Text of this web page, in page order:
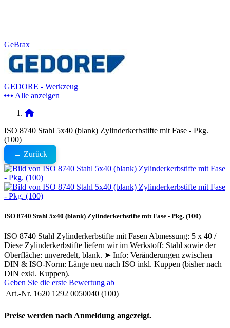
GeBrax
GEDORE - Werkzeug
Alle anzeigen
ISO 8740 Stahl 5x40 (blank) Zylinderkerbstifte mit Fase - Pkg.
(100)
← Zurück
ISO 8740 Stahl 5x40 (blank) Zylinderkerbstifte mit Fase - Pkg. (100)
ISO 8740 Stahl Zylinderkerbstifte mit Fasen Abmessung: 5 x 40 /
Diese Zylinderkerbstifte liefern wir im Werkstoff: Stahl sowie der
Oberfläche: unveredelt, blank. ➤ Info: Veränderungen zwischen
DIN & ISO-Norm: Länge neu nach ISO inkl. Kuppen (bisher nach
DIN exkl. Kuppen).
Geben Sie die erste Bewertung ab
Art.-Nr. 1620 1292 0050040 (100)
Preise werden nach Anmeldung angezeigt.